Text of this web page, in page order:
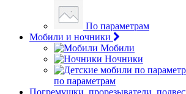
По параметрам
Мобили и ночники
Мобили
Ночники
по параметрам
Погремушки, прорезыватели,